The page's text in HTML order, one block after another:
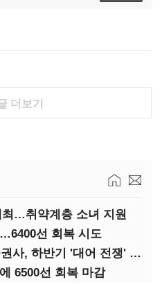
더보기
…취약계층 소녀 지원
선 회복 시도
얼어붙은 IPO 시장…증권사, 하반기 '대어 전쟁' 기대
6500선 회복 마감